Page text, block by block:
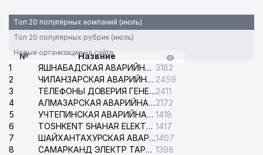
Топ 20 популярных компаний (июль)
Топ 20 популярных рубрик (июль)
Новые организации на сайте
№
Назвние
1
ЯШНАБАДСКАЯ АВАРИЙНАЯ СЛУЖБА ЭЛЕКТРОСЕТИ 3182
2
ЧИЛАНЗАРСКАЯ АВАРИЙНАЯ СЛУЖБА ЭЛЕКТРОСЕТИ 2459
3
ТЕЛЕФОНЫ ДОВЕРИЯ ГЕНЕРАЛЬНОЙ ПРОКУРАТУРЫ РЕСПУБЛИКИ УЗБЕКИСТАН2411
4
АЛМАЗАРСКАЯ АВАРИЙНАЯ СЛУЖБА ЭЛЕКТРОСЕТИ2172
5
УЧТЕПИНСКАЯ АВАРИЙНАЯ СЛУЖБА ЭЛЕКТРОСЕТИ 1418
6
TOSHKENT SHAHAR ELEKTR TARMOQLARI KORXONASI АО 1417
7
ШАЙХАНТАХУРСКАЯ АВАРИЙНАЯ СЛУЖБА ЭЛЕКТРОСЕТИ1407
8
САМАРКАНД ЭЛЕКТР ТАРМОКЛАРИ АО 1398